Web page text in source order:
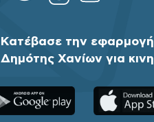
Κατέβασε την εφαρμογή
Δημότης Χανίων για